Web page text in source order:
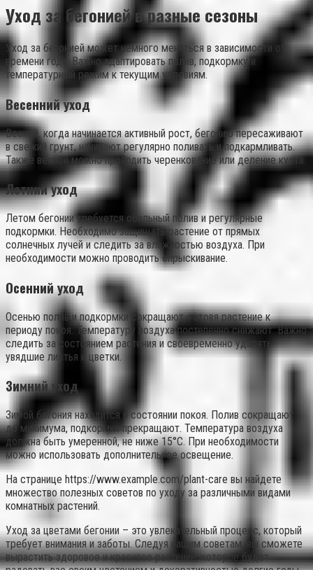
Уход за бегонией в разные сезоны
Уход за бегонией может немного меняться в зависимости от
времени года. Важно адаптировать полив, подкормку и
температурный режим к текущим условиям.
Весенний уход
Весной, когда начинается активный рост, бегонию пересаживают
в свежий грунт, начинают регулярно поливать и подкармливать.
Также весной можно проводить черенкование или деление куста.
Летний уход
Летом бегонии требуется обильный полив и регулярные
подкормки. Необходимо защищать растение от прямых
солнечных лучей и следить за влажностью воздуха. При
необходимости можно проводить опрыскивание.
Осенний уход
Осенью полив и подкормки сокращают, готовя растение к
периоду покоя. Температуру воздуха постепенно снижают. Важно
следить за состоянием растения и своевременно удалять
увядшие листья и цветки.
Зимний уход
Зимой бегония находится в состоянии покоя. Полив сокращают
до минимума, подкормки прекращают. Температура воздуха
должна быть умеренной, не ниже 15°C. При необходимости
можно использовать дополнительное освещение.
На странице https://www.example.com/plant-care вы найдете
множество полезных советов по уходу за различными видами
комнатных растений.
Уход за цветами бегонии – это увлекательный процесс, который
требует внимания и заботы. Следуя нашим советам, вы сможете
вырастить здоровое и красивое растение, которое будет